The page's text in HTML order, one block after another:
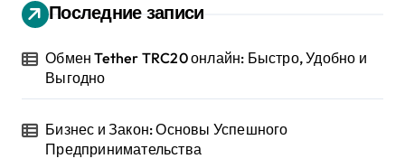
Последние записи
Обмен Tether TRC20 онлайн: Быстро, Удобно и
Выгодно
Бизнес и Закон: Основы Успешного
Предпринимательства